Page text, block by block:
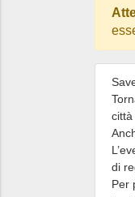
città
di
Per